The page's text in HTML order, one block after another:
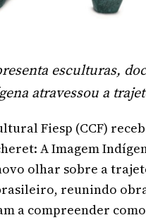
esculturas,
atravessou a
Fiesp (CCF)
A Imagem
olhar sobre a
reunindo
a compreender